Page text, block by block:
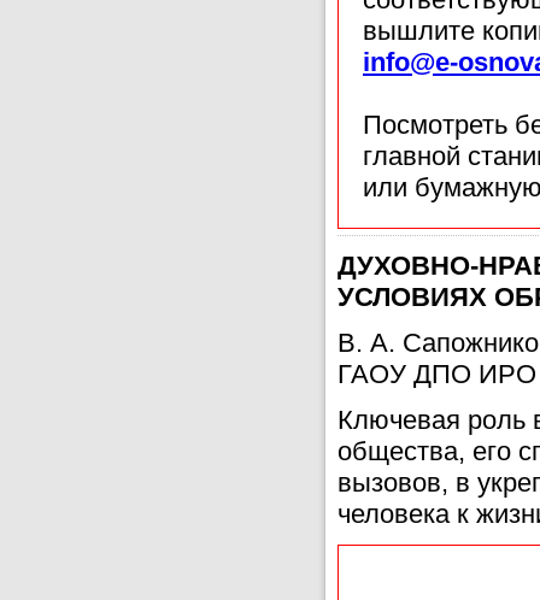
вышлите
info@e-
Посмотреть
главной
или
ДУХОВНО-
УСЛОВИЯХ
В. А.
ГАОУ ДПО ИРО
Ключевая роль
общества, его
вызовов, в
человека к